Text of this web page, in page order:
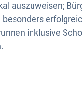
auszuweisen;
besonders
inklusive